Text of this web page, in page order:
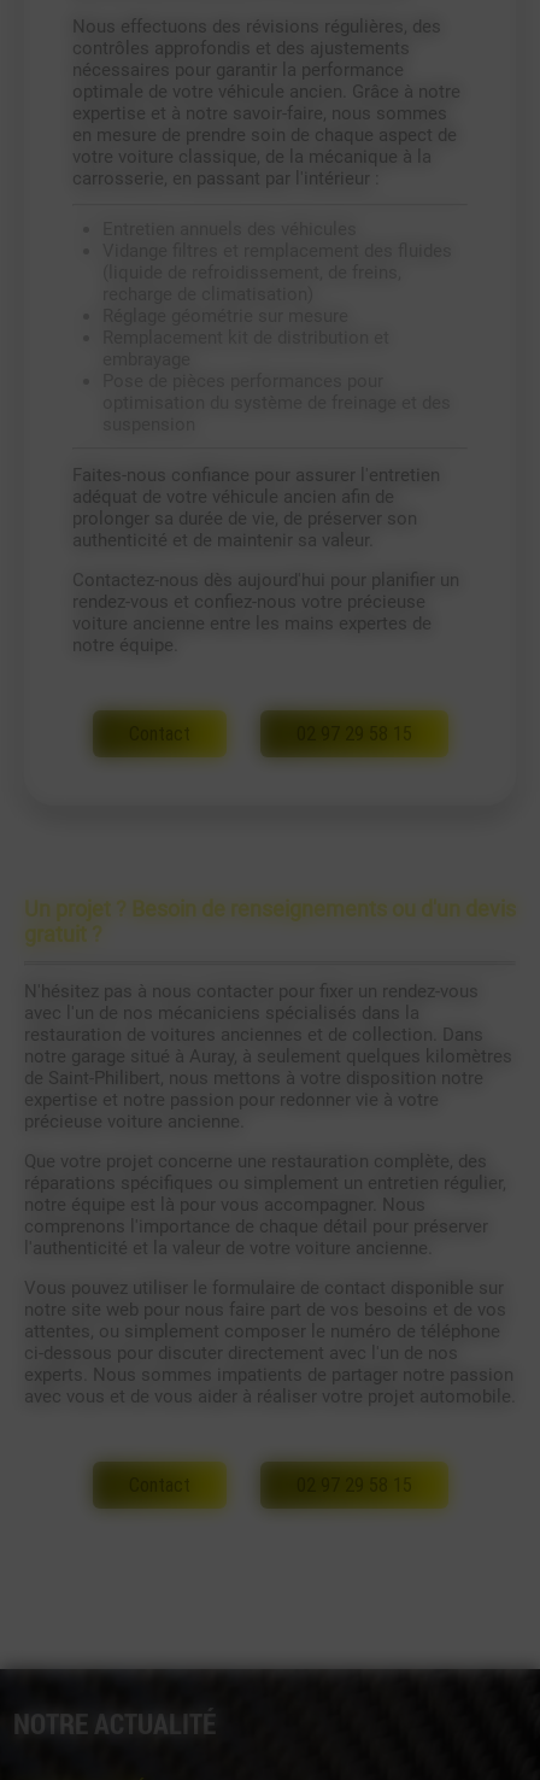
Nous effectuons des révisions régulières, des
contrôles approfondis et des ajustements
nécessaires pour garantir la performance
optimale de votre véhicule ancien. Grâce à notre
expertise et à notre savoir-faire, nous sommes
en mesure de prendre soin de chaque aspect de
votre voiture classique, de la mécanique à la
carrosserie, en passant par l'intérieur :
Faites-nous confiance pour assurer l'entretien
adéquat de votre véhicule ancien afin de
prolonger sa durée de vie, de préserver son
authenticité et de maintenir sa valeur.
Contactez-nous dès aujourd'hui pour planifier un
rendez-vous et confiez-nous votre précieuse
voiture ancienne entre les mains expertes de
notre équipe.
Un projet ? Besoin de renseignements ou d'un devis
gratuit ?
N'hésitez pas à nous contacter pour fixer un rendez-vous
avec l'un de nos mécaniciens spécialisés dans la
restauration de voitures anciennes et de collection. Dans
notre garage situé à Auray, à seulement quelques kilomètres
de Saint-Philibert, nous mettons à votre disposition notre
expertise et notre passion pour redonner vie à votre
précieuse voiture ancienne.
Que votre projet concerne une restauration complète, des
réparations spécifiques ou simplement un entretien régulier,
notre équipe est là pour vous accompagner. Nous
comprenons l'importance de chaque détail pour préserver
l'authenticité et la valeur de votre voiture ancienne.
Vous pouvez utiliser le formulaire de contact disponible sur
notre site web pour nous faire part de vos besoins et de vos
attentes, ou simplement composer le numéro de téléphone
ci-dessous pour discuter directement avec l'un de nos
experts. Nous sommes impatients de partager notre passion
avec vous et de vous aider à réaliser votre projet automobile.
NOTRE ACTUALITÉ